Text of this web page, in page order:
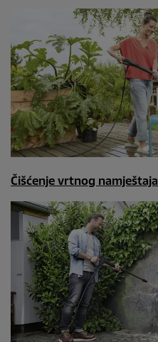
Čišćenje vrtnog namještaja